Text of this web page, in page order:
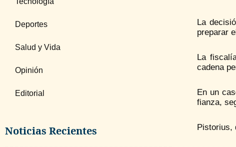
Deportes
Salud y Vida
Opinión
Editorial
Noticias Recientes
La
preparar
La
cadena
En un
fianza,
Pistorius,